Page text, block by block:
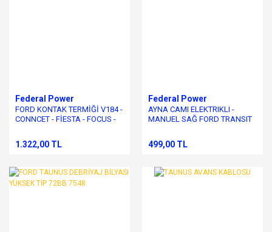
Federal Power
FORD KONTAK TERMİĞİ V184 -
CONNCET - FİESTA - FOCUS -
1.322,00 TL
Federal Power
AYNA CAMI ELEKTRIKLI -
MANUEL SAĞ FORD TRANSIT
499,00 TL